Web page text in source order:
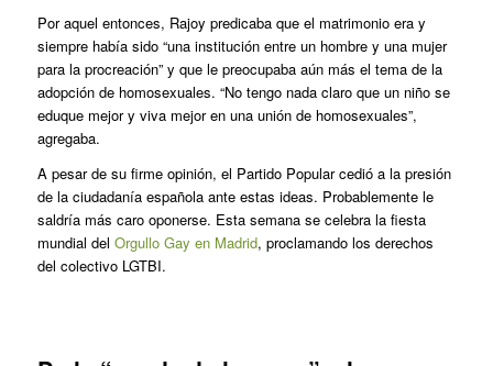
Por aquel entonces, Rajoy predicaba que el matrimonio era y
siempre había sido “una institución entre un hombre y una mujer
para la procreación” y que le preocupaba aún más el tema de la
adopción de homosexuales. “No tengo nada claro que un niño se
eduque mejor y viva mejor en una unión de homosexuales”,
agregaba.
A pesar de su firme opinión, el Partido Popular cedió a la presión
de la ciudadanía española ante estas ideas. Probablemente le
saldría más caro oponerse. Esta semana se celebra la fiesta
mundial del Orgullo Gay en Madrid, proclamando los derechos
del colectivo LGTBI.